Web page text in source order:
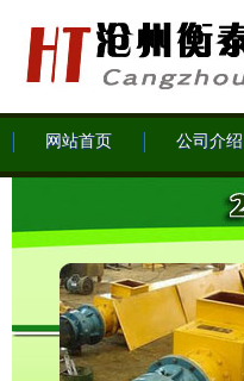
网站首页 公司介绍